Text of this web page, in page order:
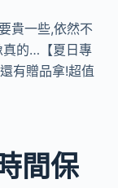
貴一些,依然不
真的…【夏日專
有贈品拿!超值
間保